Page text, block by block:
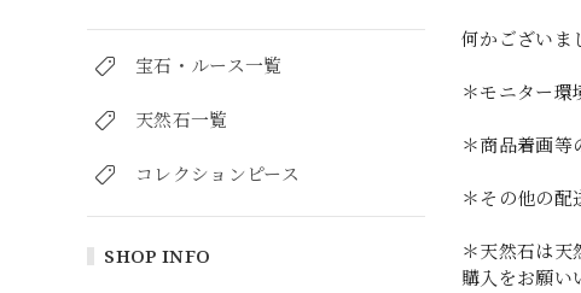
宝石・ルース一覧
天然石一覧
コレクションピース
SHOP INFO
何かございま
＊モニター環
＊商品着画等
＊その他の配
＊天然石は天
購入をお願い